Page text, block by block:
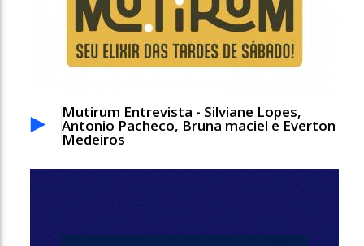
Mutirum Entrevista - Silviane Lopes,
Antonio Pacheco, Bruna maciel e Everton
Medeiros